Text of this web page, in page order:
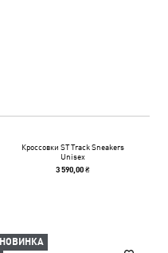
Кроссовки ST Track Sneakers
Unisex
3 590,00 ₴
НОВИНКА